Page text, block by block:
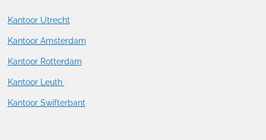
Kantoor Utrecht
Kantoor Amsterdam
Kantoor Rotterdam
Kantoor Leuth
Kantoor Swifterbant